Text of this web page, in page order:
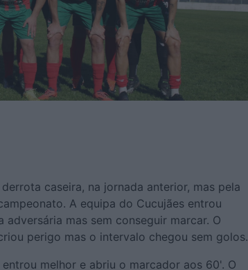
caseira, na jornada anterior, mas pela
A equipa do Cucujães entrou
mas sem conseguir marcar. O
perigo mas o intervalo chegou sem golos.
melhor e abriu o marcador aos 60'. O